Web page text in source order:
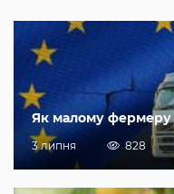
Як малому фермеру
3 липня 828